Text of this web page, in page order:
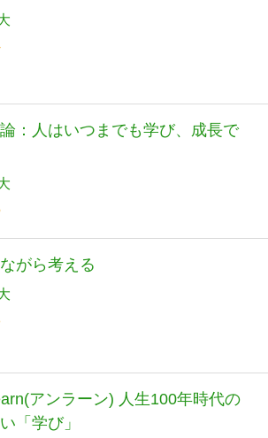
：人はいつまでも学び、成長で
がら考える
アンラーン) 人生100年時代の
「学び」